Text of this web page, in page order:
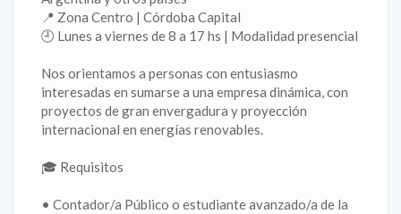
📍 Zona Centro | Córdoba Capital
🕘 Lunes a viernes de 8 a 17 hs | Modalidad presencial
Nos orientamos a personas con entusiasmo
interesadas en sumarse a una empresa dinámica, con
proyectos de gran envergadura y proyección
internacional en energías renovables.
🎓 Requisitos
• Contador/a Público o estudiante avanzado/a de la